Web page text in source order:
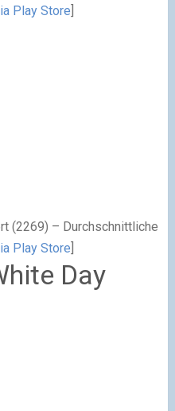
Play Store]
(2269) – Durchschnittliche
Play Store]
Day